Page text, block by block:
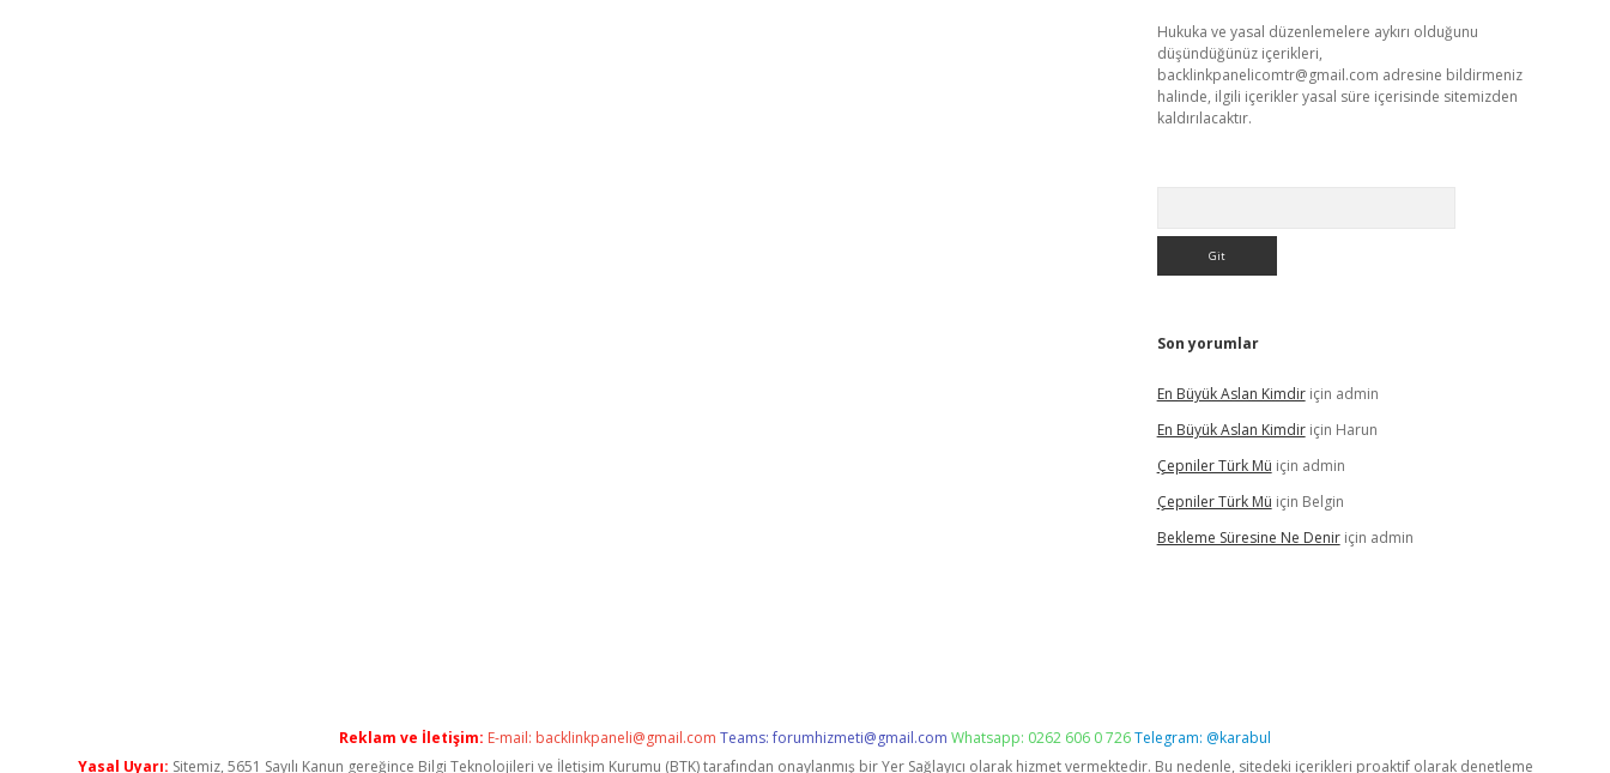
Hukuka ve yasal düzenlemelere aykırı olduğunu
düşündüğünüz içerikleri,
backlinkpanelicomtr@gmail.com adresine bildirmeniz
halinde, ilgili içerikler yasal süre içerisinde sitemizden
kaldırılacaktır.
Son yorumlar
En Büyük Aslan Kimdiriçin admin
En Büyük Aslan Kimdiriçin Harun
Çepniler Türk Mü için admin
Çepniler Türk Mü için Belgin
Bekleme Süresine Ne Deniriçin admin
Reklam ve İletişim: E-mail: backlinkpaneli@gmail.com Teams:forumhizmeti@gmail.com Whatsapp: 0262 606 0 726Telegram: @karabul
Yasal Uyarı: Sitemiz, 5651 Sayılı Kanun gereğince Bilgi Teknolojileri ve İletişim Kurumu (BTK) tarafından onaylanmış bir Yer Sağlayıcı olarak hizmet vermektedir. Bu nedenle, sitedeki içerikleri proaktif olarak denetleme